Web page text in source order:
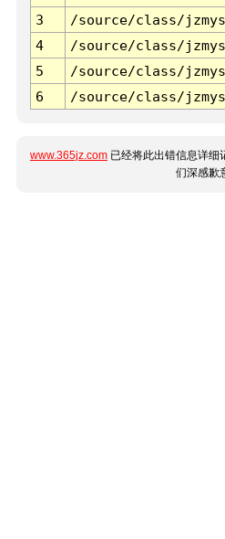
3 /source/class/
4
/source/class/
5
/source/class/
6
/source/class/
www.365jz.com 已经将此出错信息详细
们深感歉